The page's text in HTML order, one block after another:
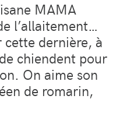
MAMA
l’allaitement…
dernière, à
chiendent pour
On aime son
de romarin,